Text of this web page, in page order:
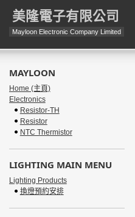
美隆電子有限公司
Mayloon Electronic Company Limited
MAYLOON
Home (主頁)
Electronics
Resistor-TH
Resistor
NTC Thermistor
LIGHTING MAIN MENU
Lighting Products
換燈預約安排